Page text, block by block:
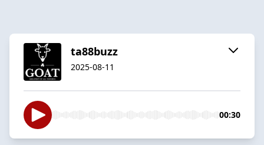
ta88buzz
2025-08-11
00:30